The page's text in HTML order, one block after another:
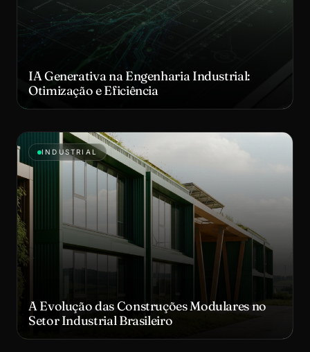
IA Generativa na Engenharia Industrial:
Otimização e Eficiência
INDUSTRIAL
A Evolução das Construções Modulares no
Setor Industrial Brasileiro